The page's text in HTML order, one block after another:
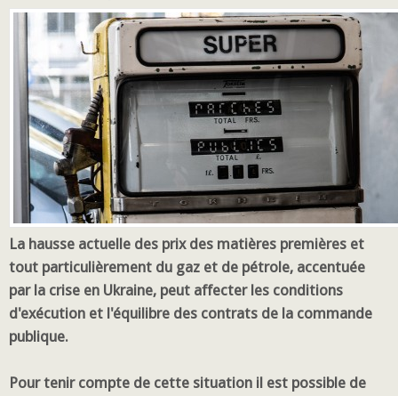
La hausse actuelle des prix des matières premières et
tout particulièrement du gaz et de pétrole, accentuée
par la crise en Ukraine, peut affecter les conditions
d'exécution et l'équilibre des contrats de la commande
publique.
Pour tenir compte de cette situation il est possible de